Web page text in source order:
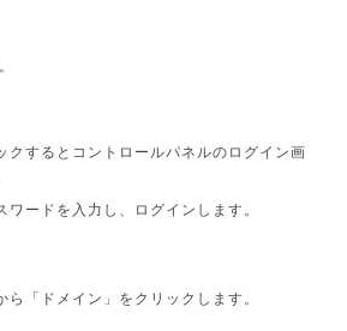
クするとコントロールパネルのログイン画
ワードを入力し、ログインします。
ら「ドメイン」をクリックします。